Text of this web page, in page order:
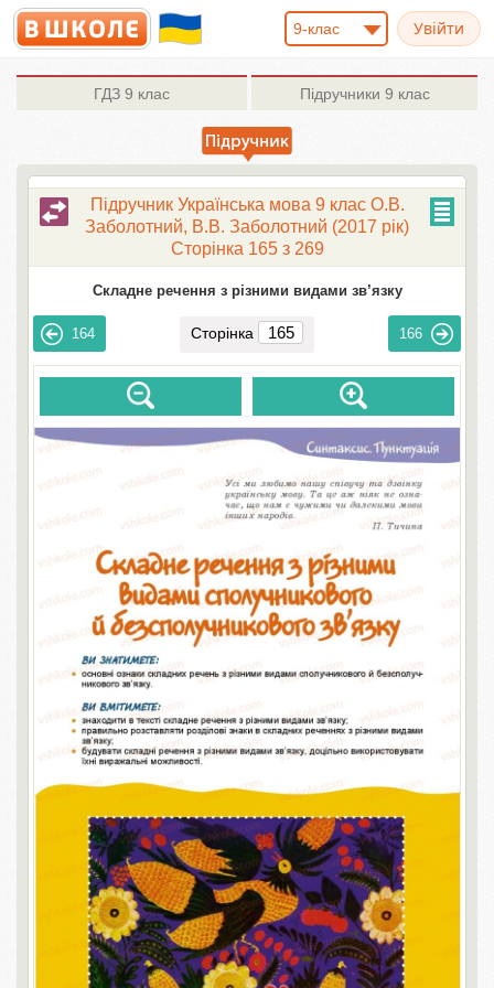
9-клас
ГДЗ 9 клас Підручники 9 клас
Підручник Українська мова 9 клас О.В.
Заболотний, В.В. Заболотний (2017 рік)
Сторінка 165 з 269
Складне речення з різними видами зв’язку
164 Сторінка 166